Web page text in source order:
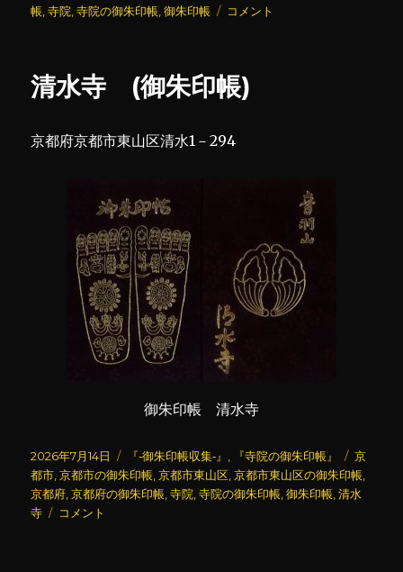
日:
ゴ
帳 ,寺院 ,寺院の御朱印帳 ,御朱印帳
圓
朱
に
コメント
清水寺 (御朱印帳)
京都府京都市東山区清水1－294
御朱印帳 清水寺
投
稿
日:
2026年7月14日
カ
テ
ゴ
『‐御朱印帳収集‐』 『寺院の御朱印帳』
タ
グ
京
都市 ,京都市の御朱印帳 ,京都市東山区 ,京都市東山区の御朱印帳
京都府 ,京都府の御朱印帳 ,寺院 ,寺院の御朱印帳 ,御朱印帳 ,清水
寺
清
コメント